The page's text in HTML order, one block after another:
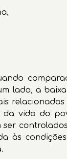
lado, a
vida do
às